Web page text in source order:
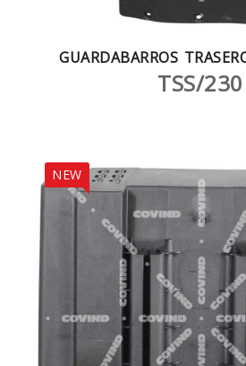
GUARDABARROS
TSS/230
NEW